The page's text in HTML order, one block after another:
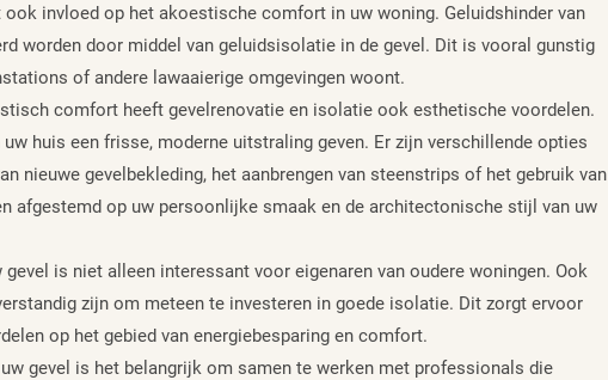
ook invloed op het akoestische comfort in uw woning. Geluidshinder van
worden door middel van geluidsisolatie in de gevel. Dit is vooral gunstig
of andere lawaaierige omgevingen woont.
comfort heeft gevelrenovatie en isolatie ook esthetische voordelen.
huis een frisse, moderne uitstraling geven. Er zijn verschillende opties
nieuwe gevelbekleding, het aanbrengen van steenstrips of het gebruik van
afgestemd op uw persoonlijke smaak en de architectonische stijl van uw
is niet alleen interessant voor eigenaren van oudere woningen. Ook
zijn om meteen te investeren in goede isolatie. Dit zorgt ervoor
op het gebied van energiebesparing en comfort.
gevel is het belangrijk om samen te werken met professionals die